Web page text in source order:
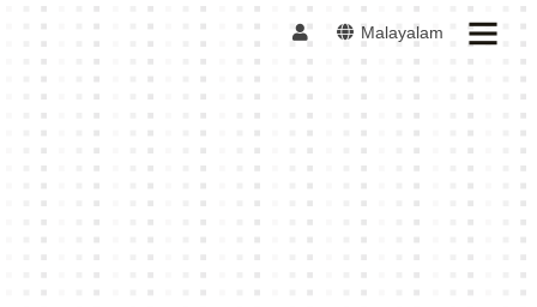
Malayalam